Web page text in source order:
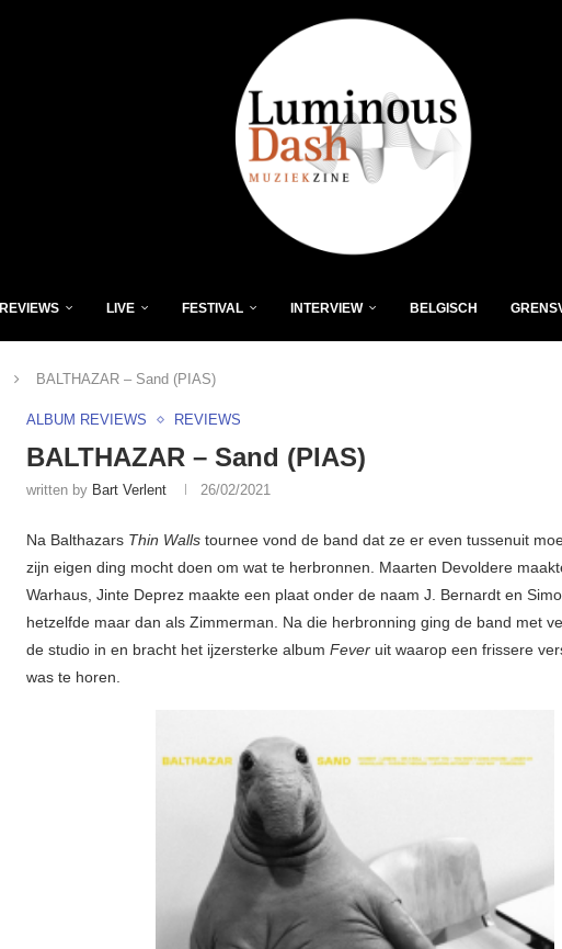
REVIEWS LIVE FESTIVAL INTERVIEW BELGISCH
BALTHAZAR – Sand (PIAS)
ALBUM REVIEWS REVIEWS
BALTHAZAR – Sand (PIAS)
written by Bart Verlent 26/02/2021
Na Balthazars Thin Walls tournee vond de band dat ze er even tussenuit
zijn eigen ding mocht doen om wat te herbronnen. Maarten Devoldere
Warhaus, Jinte Deprez maakte een plaat onder de naam J. Bernardt en
hetzelfde maar dan als Zimmerman. Na die herbronning ging de band met
de studio in en bracht het ijzersterke album Fever uit waarop een frissere
was te horen.